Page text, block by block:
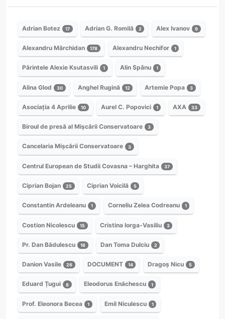
Adrian Botez 17 Adrian G. Romilă 2 Alex Ivanov 9
Alexandru Mărchidan 178 Alexandru Nechifor 1
Părintele Alexie Ksutasvili 1 Alin Spânu 1
Alina Glod 30 Anghel Rugină 12 Artemie Popa 3
Asociația 4 Aprilie 10 Aurel C. Popovici 1 AXA 33
Biroul de presă al Mișcării Conservatoare 3
Cancelaria Mișcării Conservatoare 3
Centrul European de Studii Covasna – Harghita 37
Ciprian Bojan 25 Ciprian Voicilă 5
Constantin Ardeleanu 1 Corneliu Zelea Codreanu 1
Costion Nicolescu 15 Cristina Iorga-Vasiliu 3
Pr. Dan Bădulescu 16 Dan Toma Dulciu 2
Danion Vasile 26 DOCUMENT 14 Dragoș Nicu 5
Eduard Țugui 8 Eleodorus Enăchescu 1
Prof. Eleonora Becea 1 Emil Niculescu 1